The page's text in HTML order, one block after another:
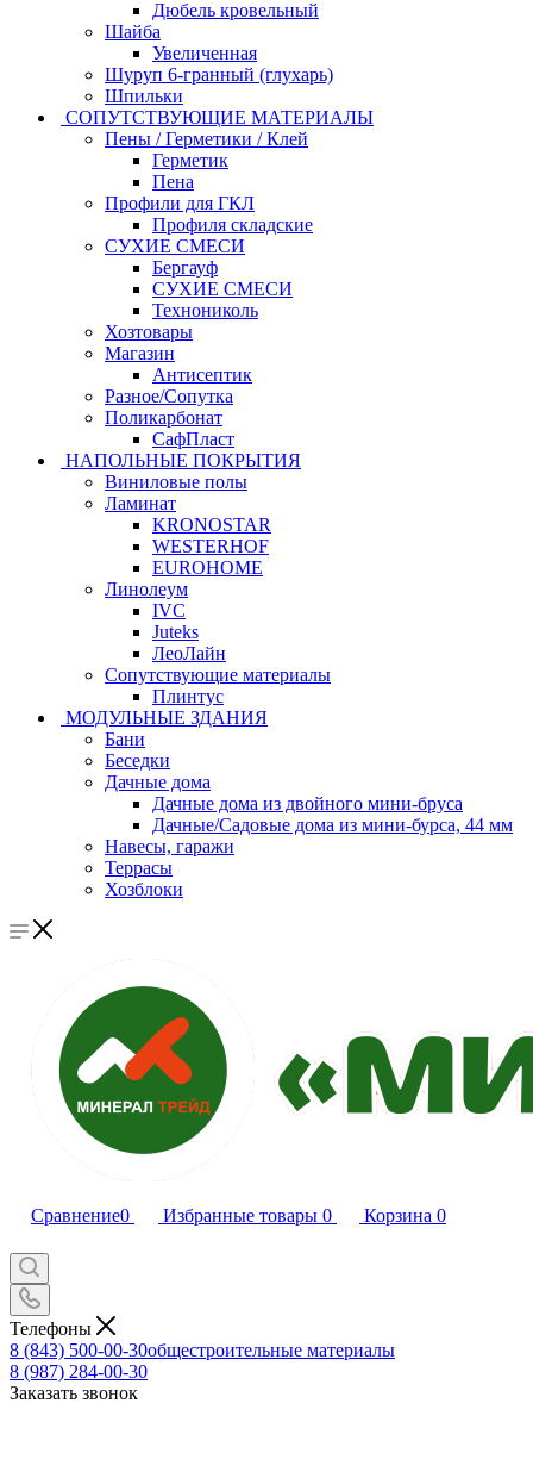
Дюбель кровельный
Шайба
Увеличенная
Шуруп 6-гранный (глухарь)
Шпильки
СОПУТСТВУЮЩИЕ МАТЕРИАЛЫ
Пены / Герметики / Клей
Герметик
Пена
Профили для ГКЛ
Профиля складские
СУХИЕ СМЕСИ
Бергауф
СУХИЕ СМЕСИ
Технониколь
Хозтовары
Магазин
Антисептик
Разное/Сопутка
Поликарбонат
СафПласт
НАПОЛЬНЫЕ ПОКРЫТИЯ
Виниловые полы
Ламинат
KRONOSTAR
WESTERHOF
EUROHOME
Линолеум
IVC
Juteks
ЛеоЛайн
Сопутствующие материалы
Плинтус
МОДУЛЬНЫЕ ЗДАНИЯ
Бани
Беседки
Дачные дома
Дачные дома из двойного мини-бруса
Дачные/Садовые дома из мини-бурса, 44 мм
Навесы, гаражи
Террасы
Хозблоки
Сравнение0 Избранные товары 0 Корзина 0
Телефоны
8 (843) 500-00-30общестроительные материалы
8 (987) 284-00-30
Заказать звонок